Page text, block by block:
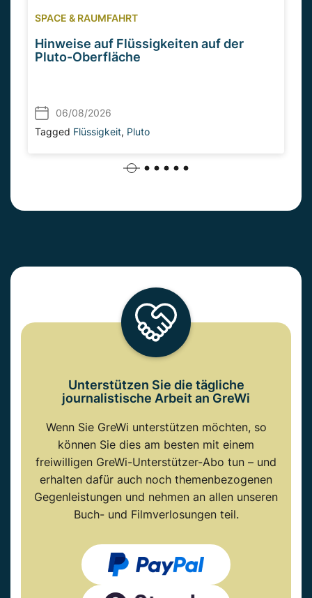
SPACE & RAUMFAHRT
Hinweise auf Flüssigkeiten auf der
Pluto-Oberfläche
06/08/2026
Tagged Flüssigkeit, Pluto
Unterstützen Sie die tägliche
journalistische Arbeit an GreWi
Wenn Sie GreWi unterstützen möchten, so
können Sie dies am besten mit einem
freiwilligen GreWi-Unterstützer-Abo tun – und
erhalten dafür auch noch themenbezogenen
Gegenleistungen und nehmen an allen unseren
Buch- und Filmverlosungen teil.